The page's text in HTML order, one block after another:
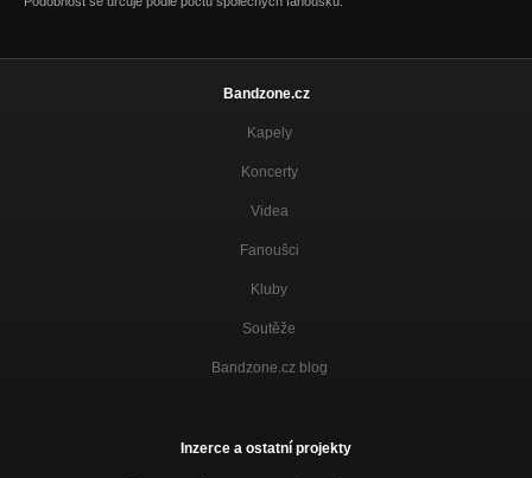
Bandzone.cz
Kapely
Koncerty
Videa
Fanoušci
Kluby
Soutěže
Bandzone.cz blog
Inzerce a ostatní projekty